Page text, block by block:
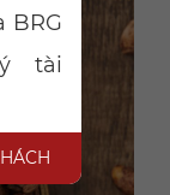
BRG
tài